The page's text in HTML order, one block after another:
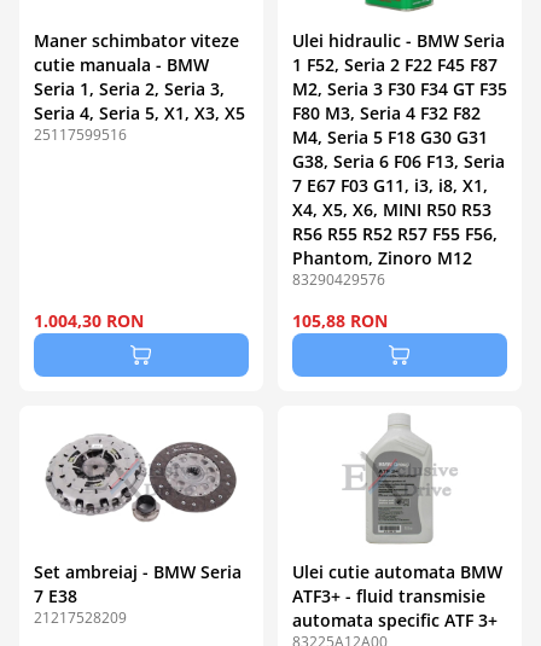
Maner schimbator viteze
cutie manuala - BMW
Seria 1, Seria 2, Seria 3,
Seria 4, Seria 5, X1, X3, X5
25117599516
1.004,30 RON
Ulei hidraulic - BMW Seria
1 F52, Seria 2 F22 F45 F87
M2, Seria 3 F30 F34 GT F35
F80 M3, Seria 4 F32 F82
M4, Seria 5 F18 G30 G31
G38, Seria 6 F06 F13, Seria
7 E67 F03 G11, i3, i8, X1,
X4, X5, X6, MINI R50 R53
R56 R55 R52 R57 F55 F56,
Phantom, Zinoro M12
83290429576
105,88 RON
Set ambreiaj - BMW Seria
7 E38
21217528209
Ulei cutie automata BMW
ATF3+ - fluid transmisie
automata specific ATF 3+
83225A12A00